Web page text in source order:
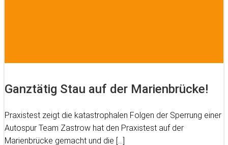
Ganztätig Stau auf der Marienbrücke!
Praxistest zeigt die katastrophalen Folgen der Sperrung einer
Autospur Team Zastrow hat den Praxistest auf der
Marienbrücke gemacht und die […]